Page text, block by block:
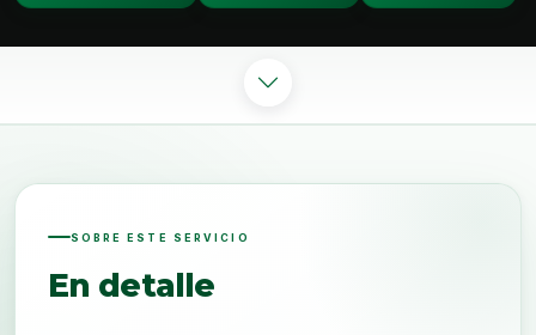
SOBRE ESTE SERVICIO
En detalle